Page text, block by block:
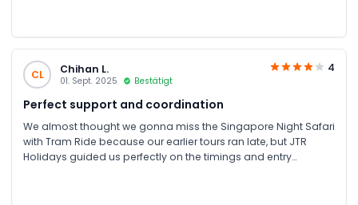
park. It was truly a great experience.
CL
Chihan L.
01. Sept. 2025 Bestätigt
4
Perfect support and coordination
We almost thought we gonna miss the Singapore Night Safari
with Tram Ride because our earlier tours ran late, but JTR
Holidays guided us perfectly on the timings and entry